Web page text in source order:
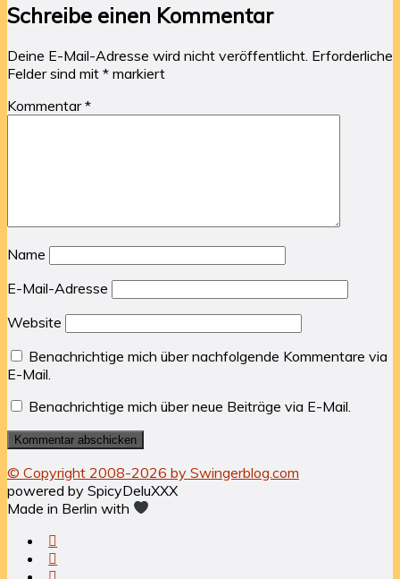
Schreibe einen Kommentar
Deine E-Mail-Adresse wird nicht veröffentlicht. Erforderliche
Felder sind mit * markiert
Kommentar*
Name
E-Mail-Adresse
Website
Benachrichtige mich über nachfolgende Kommentare via
E-Mail.
Benachrichtige mich über neue Beiträge via E-Mail.
© Copyright 2008-2026 by Swingerblog.com
powered by SpicyDeluXXX
Made in Berlin with